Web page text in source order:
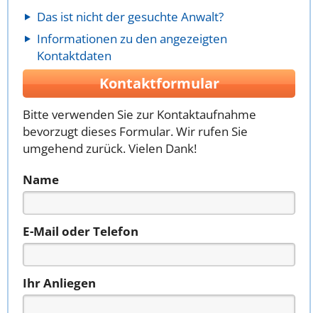
Das ist nicht der gesuchte Anwalt?
Informationen zu den angezeigten
Kontaktdaten
Kontaktformular
Bitte verwenden Sie zur Kontaktaufnahme
bevorzugt dieses Formular. Wir rufen Sie
umgehend zurück. Vielen Dank!
Name
E-Mail oder Telefon
Ihr Anliegen